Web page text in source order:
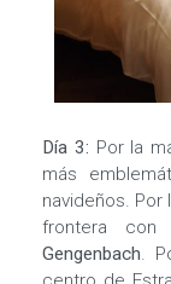
Día 3: Por la
más
navideños.
frontera
Gengenbach.